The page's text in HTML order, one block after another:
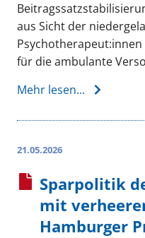
aus Sicht der
für die ambulante
Mehr lesen...
21.05.2026
Sparpolitik
mit
Hamburger